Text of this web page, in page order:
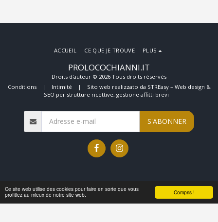
Compris !
Ce site web utilise des cookies pour faire en sorte que vous
profitiez au mieux de notre site web.
PROLOCOCHIANNI.IT
Droits d'auteur © 2026 Tous droits réservés
Conditions| Intimité | Sito web realizzato da STREasy – Web design &
SEO per strutture ricettive, gestione affitti brevi
ACCUEIL CE QUE JE TROUVE PLUS
S'ABONNER